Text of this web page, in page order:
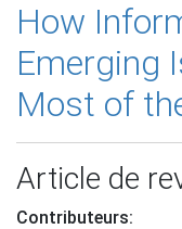
How
Emerging
Most of
Article de
Contributeurs: